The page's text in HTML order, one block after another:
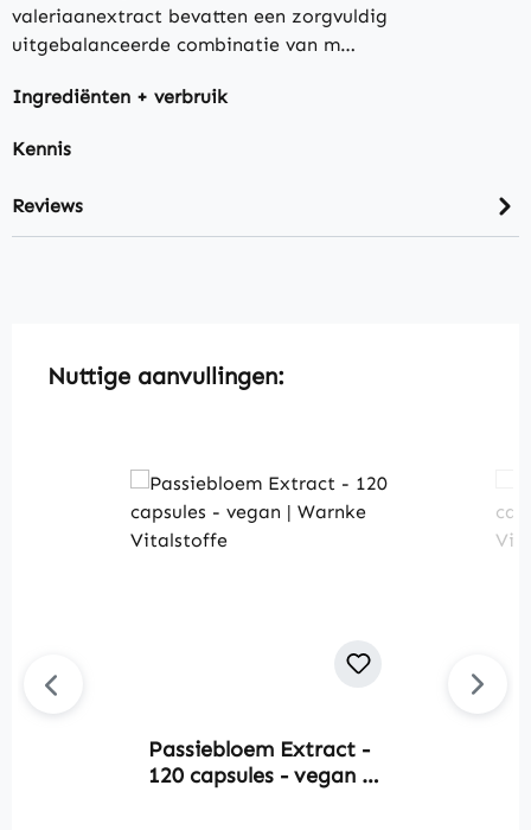
valeriaanextract bevatten een zorgvuldig
uitgebalanceerde combinatie van m…
Ingrediënten + verbruik
Kennis
Reviews
Skip product gallery
Nuttige aanvullingen:
Passiebloem Extract -
120 capsules - vegan |